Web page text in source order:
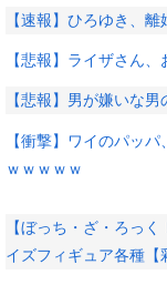
【速報】ひろゆき、離
【悲報】ライザさん
【悲報】男が嫌いな
【衝撃】ワイのパッ
ｗｗｗｗｗ
【ぼっち・ざ・ろっ
イズフィギュア各種【